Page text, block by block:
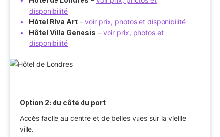
disponibilité
Hôtel Riva Art – voir prix, photos et disponibilité
Hôtel Villa Genesis – voir prix, photos et
disponibilité
Option 2: du côté du port
Accès facile au centre et de belles vues sur la vieille
ville.